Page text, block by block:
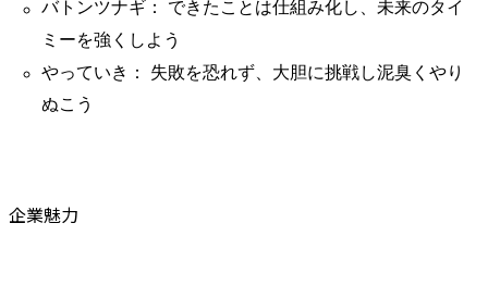
バトンツナギ： できたことは仕組み化し、未来のタイ
ミーを強くしよう
やっていき： 失敗を恐れず、大胆に挑戦し泥臭くやり
ぬこう
企業魅力